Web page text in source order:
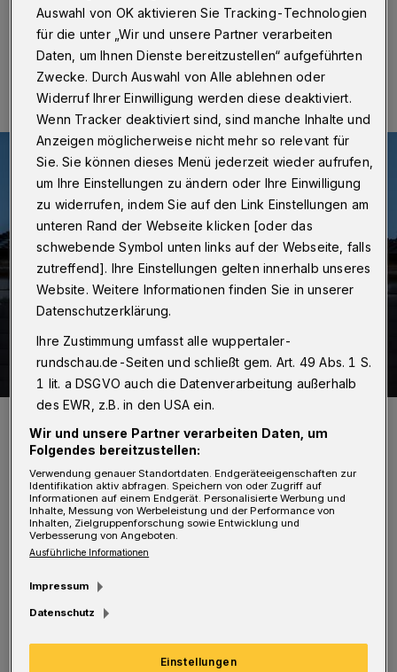
28.12.2021 , 10:22 Uhr Eine Minute Lesezeit
Das Feuer zerstörte das komplette Dach.
Foto: Christoph Petersen
E ine Anruferin hatte die Einsatzkräfte um
mehreren Trupps unter Atemschutz vor und
Auswahl von OK aktivieren Sie Tracking-Technologien
für die unter „Wir und unsere Partner verarbeiten
Daten, um Ihnen Dienste bereitzustellen“ aufgeführten
Zwecke. Durch Auswahl von Alle ablehnen oder
Widerruf Ihrer Einwilligung werden diese deaktiviert.
Wenn Tracker deaktiviert sind, sind manche Inhalte und
Anzeigen möglicherweise nicht mehr so relevant für
Sie. Sie können dieses Menü jederzeit wieder aufrufen,
um Ihre Einstellungen zu ändern oder Ihre Einwilligung
zu widerrufen, indem Sie auf den Link Einstellungen am
unteren Rand der Webseite klicken [oder das
schwebende Symbol unten links auf der Webseite, falls
zutreffend]. Ihre Einstellungen gelten innerhalb unseres
Website. Weitere Informationen finden Sie in unserer
Datenschutzerklärung.
Ihre Zustimmung umfasst alle wuppertaler-
rundschau.de-Seiten und schließt gem. Art. 49 Abs. 1 S.
1 lit. a DSGVO auch die Datenverarbeitung außerhalb
des EWR, z.B. in den USA ein.
Wir und unsere Partner verarbeiten Daten, um
Folgendes bereitzustellen:
Verwendung genauer Standortdaten. Endgeräteeigenschaften zur
Identifikation aktiv abfragen. Speichern von oder Zugriff auf
Informationen auf einem Endgerät. Personalisierte Werbung und
Inhalte, Messung von Werbeleistung und der Performance von
Inhalten, Zielgruppenforschung sowie Entwicklung und
Verbesserung von Angeboten.
Ausführliche Informationen
Impressum
Datenschutz
Einstellungen